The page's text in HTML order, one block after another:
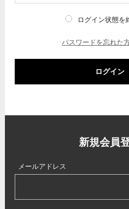
ログイン状態を
パスワードを忘れた
ログイン
新規会員
メールアドレス